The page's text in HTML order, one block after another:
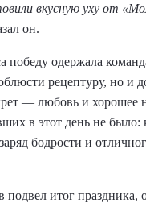
вкусную уху от
он.
победу одержала
рецептуру, но и
— любовь и хорошее
в этот день не было:
бодрости и
итог праздника,